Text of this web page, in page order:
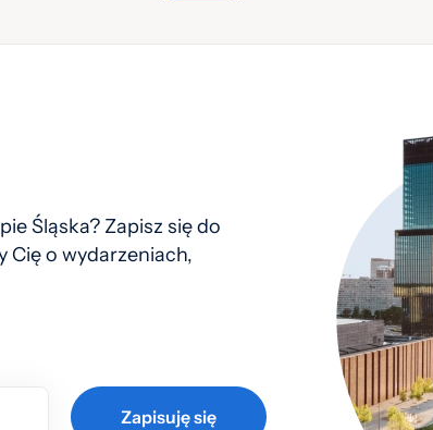
Śląska? Zapisz się do
Cię o wydarzeniach,
Zapisuję się